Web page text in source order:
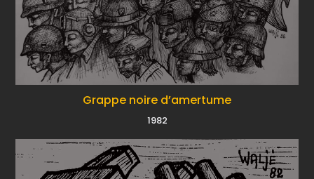
Grappe noire d’amertume
1982